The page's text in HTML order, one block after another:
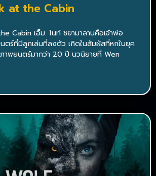
at the Cabin
Cabin เอ็ม. ไนท์ ชยามาลานคือเจ้าพ่อ
ตร์ที่มีลูกเล่นที่ลงตัว เกิดในสัมผัสที่หกในยุค
าพยนตร์มากว่า 20 ปี นวนิยายที่ Wen